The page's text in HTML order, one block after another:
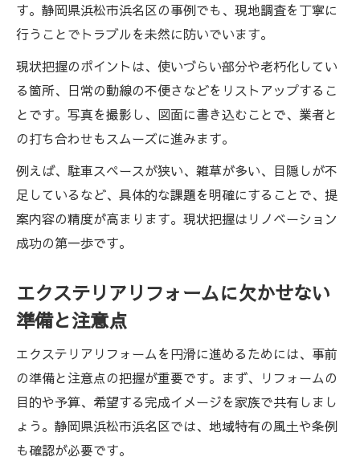
す。静岡県浜松市浜名区の事例でも、現地調査を丁寧に
行うことでトラブルを未然に防いでいます。
現状把握のポイントは、使いづらい部分や老朽化してい
る箇所、日常の動線の不便さなどをリストアップするこ
とです。写真を撮影し、図面に書き込むことで、業者と
の打ち合わせもスムーズに進みます。
例えば、駐車スペースが狭い、雑草が多い、目隠しが不
足しているなど、具体的な課題を明確にすることで、提
案内容の精度が高まります。現状把握はリノベーション
成功の第一歩です。
エクステリアリフォームに欠かせない
準備と注意点
エクステリアリフォームを円滑に進めるためには、事前
の準備と注意点の把握が重要です。まず、リフォームの
目的や予算、希望する完成イメージを家族で共有しまし
ょう。静岡県浜松市浜名区では、地域特有の風土や条例
も確認が必要です。